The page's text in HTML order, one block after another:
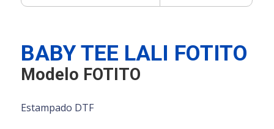
BABY TEE LALI FOTITO
Modelo FOTITO
Estampado DTF